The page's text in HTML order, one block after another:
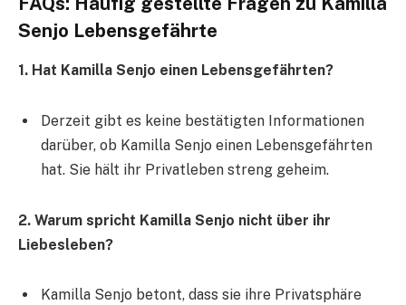
Senjo Lebensgefährte
1. Hat Kamilla Senjo einen Lebensgefährten?
Derzeit gibt es keine bestätigten Informationen
darüber, ob Kamilla Senjo einen Lebensgefährten
hat. Sie hält ihr Privatleben streng geheim.
2. Warum spricht Kamilla Senjo nicht über ihr
Liebesleben?
Kamilla Senjo betont, dass sie ihre Privatsphäre